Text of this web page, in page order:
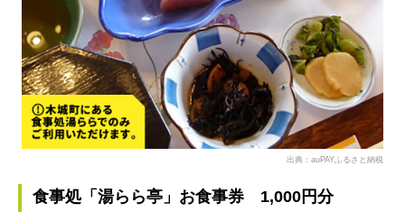
出典：auPAYふるさと納税
食事処「湯らら亭」お食事券 1,000円分